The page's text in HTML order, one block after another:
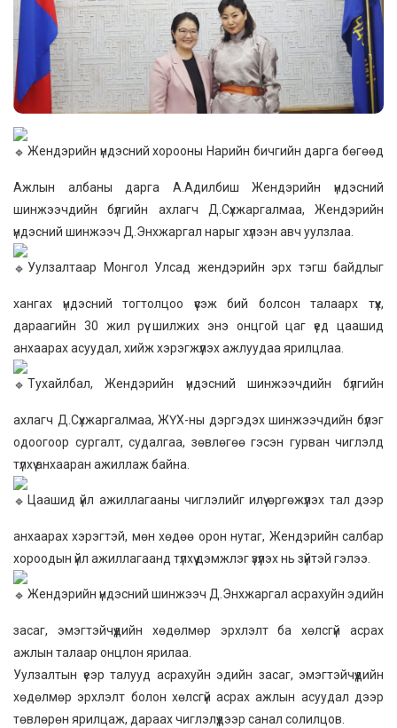
Жендэрийн үндэсний хорооны Нарийн бичгийн дарга бөгөөд
Ажлын албаны дарга А.Адилбиш Жендэрийн үндэсний
шинжээчдийн бүлгийн ахлагч Д.Сүхжаргалмаа, Жендэрийн
үндэсний шинжээч Д.Энхжаргал нарыг хүлээн авч уулзлаа.
Уулзалтаар Монгол Улсад жендэрийн эрх тэгш байдлыг
хангах үндэсний тогтолцоо үүсэж бий болсон талаарх түүх,
дараагийн 30 жил рүү шилжих энэ онцгой цаг үед цаашид
анхаарах асуудал, хийж хэрэгжүүлэх ажлуудаа ярилцлаа.
Тухайлбал, Жендэрийн үндэсний шинжээчдийн бүлгийн
ахлагч Д.Сүхжаргалмаа, ЖҮХ-ны дэргэдэх шинжээчдийн бүлэг
одоогоор сургалт, судалгаа, зөвлөгөө гэсэн гурван чиглэлд
түлхүү анхааран ажиллаж байна.
Цаашид үйл ажиллагааны чиглэлийг илүү өргөжүүлэх тал дээр
анхаарах хэрэгтэй, мөн хөдөө орон нутаг, Жендэрийн салбар
хороодын үйл ажиллагаанд түлхүү дэмжлэг үзүүлэх нь зүйтэй гэлээ.
Жендэрийн үндэсний шинжээч Д.Энхжаргал асрахуйн эдийн
засаг, эмэгтэйчүүдийн хөдөлмөр эрхлэлт ба хөлсгүй асрах
ажлын талаар онцлон ярилаа.
Уулзалтын үеэр талууд асрахуйн эдийн засаг, эмэгтэйчүүдийн
хөдөлмөр эрхлэлт болон хөлсгүй асрах ажлын асуудал дээр
төвлөрөн ярилцаж, дараах чиглэлүүдээр санал солилцов.